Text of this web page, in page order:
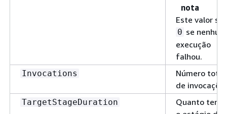
nota
Este valor
0 se
execução
falhou.
Invocations
Número total
de
TargetStageDuration
Quanto